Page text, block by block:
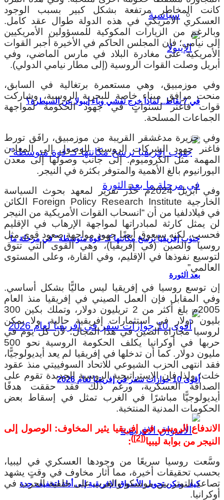
سياسية
في 7 نقاط.. لماذا خرج تفشي وباء إيبولا عن السيطرة؟
جنوب إفريقيا ترسخ مكانتها كـ”قوة متوسطة” في مرحلة ما
بعد الثورة
أقوى 10 جوازات سفر في إفريقيا لعام 2026
كيف يمكن تحويل الأسواق الإفريقية إلى أداة لتخفيف حدة
كانت المخاطر مرتفعة بشكل كبير بسبب الوجود
العسكري الأمريكي في هذه الدولة طوال عقد كامل.
وبالرغم من الزيارات المكوكية للمسؤولين الأمريكيين
إلى نيامي؛ فإن المجلس الحاكم في الأخيرة أجبر القوات
الأمريكية على مغادرة البلاد في مارس الماضي، وفي
أبريل وصلت القوات الروسية (إلى مطار نيامي الدولي).
وفي موزمبيق، وهي مستعمرة برتغالية في السابق،
منحت مرافق ميناء خاصة للبحرية الروسية، وشاركت
قوات فاغنر لسنواتٍ في جهود الحكومة لمواجهة
الجماعات المسلحة.
وفي جزيرة مدغشقر القريبة من موزمبيق، رافَق تورط
فاغنر جهود الشركات الروسية للوصول إلى المعادن
المهمة مثل الكروميوم. إلى جانب وصولها إلى معدن
اليورانيوم بالغ الأهمية والمتوفر بكثرة في النيجر.
وفي أبريل 2024م حذَّر تقرير لمعهد بحوث السياسة
الخارجية Foreign Policy Research Institute الكائن
في فيلادلفيا من أن “انسحاب القوات الأمريكية من النيجر
لن يمثل كارثة لمبادراتها لمواجهة الإرهاب في الإقليم
فحسب، لكنه سيعوق أيضًا جهود مواجهة صعود قوى مثل
روسيا والصين (في إفريقيا)، وهي القوى التي تتوق
لتوسيع نفوذها في الإقليم، وفي القارة، وعلى المستوى
العالمي”.
إن توسع روسيا في إفريقيا ليس ماليًّا بشكل أساسي.
وفي المقابل فإن العمل الصيني في إفريقيا منذ العام
2005م بلغ أكثر من 2 تريليون دولار، وتملك بكين 300
بليون دولار في استثمارات إفريقية حالية. ولا يمكن
لروسيا مجاراة الصين في هذا المجال؛ لأن كل يوم في
حربها في أوكرانيا يكلف الحكومة الروسية نحو 500
مليون دولار. كما أن تدخلها في إفريقيا لم يعد أيديولوجيًّا،
فقد انتهى الحزب الشيوعي للاتحاد السوفييتي منذ عقود
خلت؛ ولذا فإن الاستراتيجية الروسية الجديدة تقوم على
الصداقة العسكرية، ورغم ذلك فقد حققت هدفًا
أيديولوجيًّا مباشرًا في الغرب تمثل في إسقاط بعض
الحكومات المدنية المنتخبة.
الاندفاع الروسي في إفريقيا يثير المخاوف: الوصول إلى
النيجر من بوابة ليبيا(
[2]
)
:
وسَّعت روسيا سريعًا من وجودها العسكري في ليبيا،
بحسب تحقيقات أخيرة، مما أثار مخاوف في وقتٍ يشهد
تصاعد التوتر بين موسكو والغرب على خلفية الحرب في
أوكرانيا.